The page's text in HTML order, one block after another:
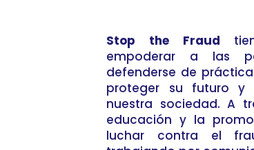
Stop the Fraud
empoderar a las
defenderse de
proteger su futuro y
nuestra sociedad. A
educación y la
luchar contra el